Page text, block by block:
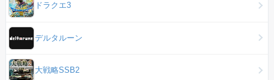
ドラクエ3
デルタルーン
大戦略SSB2